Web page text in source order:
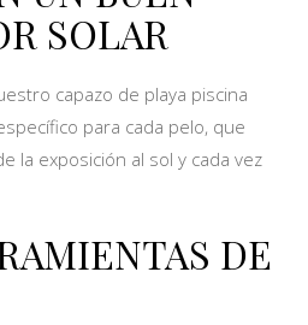
SOLAR
capazo de playa piscina
para cada pelo, que
la exposición al sol y cada vez
DE